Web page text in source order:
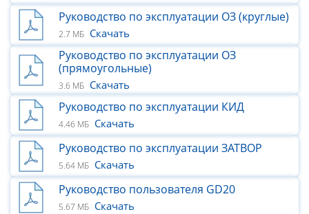
Руководство по эксплуатации ОЗ (круглые)
2.7 МБ Скачать
Руководство по эксплуатации ОЗ
(прямоугольные)
3.6 МБ Скачать
Руководство по эксплуатации КИД
4.46 МБ Скачать
Руководство по эксплуатации ЗАТВОР
5.64 МБ Скачать
Руководство пользователя GD20
5.67 МБ Скачать